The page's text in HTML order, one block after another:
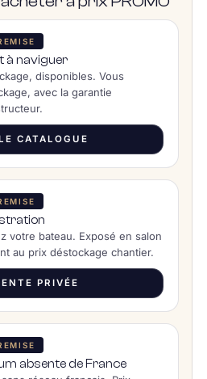
à naviguer
disponibles. Vous
avec la garantie
CATALOGUE
votre bateau. Exposé en salon
au prix déstockage chantier.
PRIVÉE
absente de France